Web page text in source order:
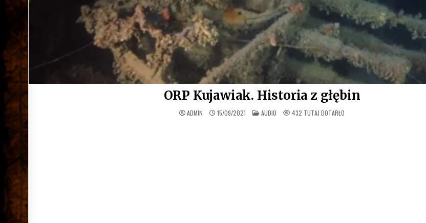
ORP Kujawiak. Historia z głębin
ADMIN 15/09/2021 OPUBLIKOWANE
W
AUDIO 432 TUTAJ DOTARŁO